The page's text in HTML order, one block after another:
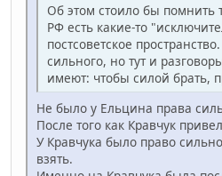
Об этом стоило бы помнить
РФ есть какие-то
постсоветское
сильного, но тут и
имеют: чтобы силой брать,
Не было у Ельцина права
После того как Кравчук
У Кравчука было право
взять.